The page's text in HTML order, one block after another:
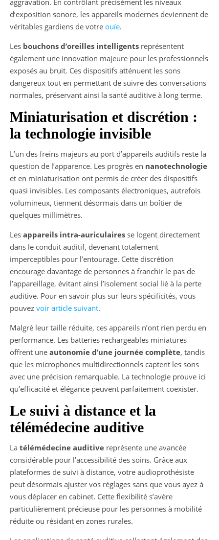
d’exposition sonore, les appareils modernes deviennent de
véritables gardiens de votre ouïe.
Les bouchons d’oreilles intelligents représentent
également une innovation majeure pour les professionnels
exposés au bruit. Ces dispositifs atténuent les sons
dangereux tout en permettant de suivre des conversations
normales, préservant ainsi la santé auditive à long terme.
Miniaturisation et discrétion :
la technologie invisible
L’un des freins majeurs au port d’appareils auditifs reste la
question de l’apparence. Les progrès en nanotechnologie
et en miniaturisation ont permis de créer des dispositifs
quasi invisibles. Les composants électroniques, autrefois
volumineux, tiennent désormais dans un boîtier de
quelques millimètres.
Les appareils intra-auriculaires se logent directement
dans le conduit auditif, devenant totalement
imperceptibles pour l’entourage. Cette discrétion
encourage davantage de personnes à franchir le pas de
l’appareillage, évitant ainsi l’isolement social lié à la perte
auditive. Pour en savoir plus sur leurs spécificités, vous
pouvez voir article suivant.
Malgré leur taille réduite, ces appareils n’ont rien perdu en
performance. Les batteries rechargeables miniatures
offrent une autonomie d’une journée complète, tandis
que les microphones multidirectionnels captent les sons
avec une précision remarquable. La technologie prouve ici
qu’efficacité et élégance peuvent parfaitement coexister.
Le suivi à distance et la
télémédecine auditive
La télémédecine auditive représente une avancée
considérable pour l’accessibilité des soins. Grâce aux
plateformes de suivi à distance, votre audioprothésiste
peut désormais ajuster vos réglages sans que vous ayez à
vous déplacer en cabinet. Cette flexibilité s’avère
particulièrement précieuse pour les personnes à mobilité
réduite ou résidant en zones rurales.